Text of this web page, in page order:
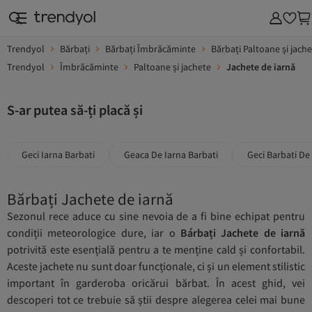
Trendyol Bărbați Bărbați Îmbrăcăminte
Bărbați Paltoane și
Trendyol
Îmbrăcăminte Paltoane și jachete Jachete de iarnă
S-ar putea să-ți placă și
Geci Iarna Barbati Geaca De Iarna Barbati Geci Barbati
Bărbați Jachete de iarnă
Sezonul rece aduce cu sine nevoia de a fi bine echipat pentru
condiții meteorologice dure, iar o Bárbați Jachete de iarnă
potrivită este esențială pentru a te menține cald și confortabil.
Aceste jachete nu sunt doar funcționale, ci și un element stilistic
important în garderoba oricărui bărbat. În acest ghid, vei
descoperi tot ce trebuie să știi despre alegerea celei mai bune